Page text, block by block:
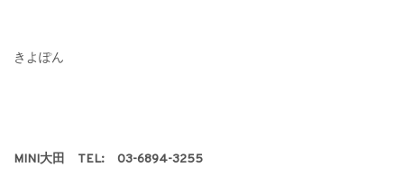
きよぽん
MINI大田 TEL: 03-6894-3255